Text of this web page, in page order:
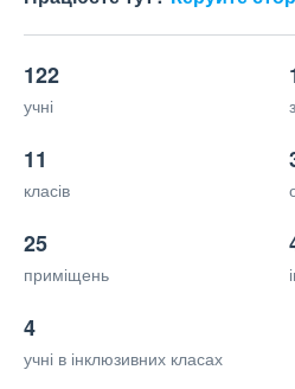
122
учні
11
класів
25
приміщень
4
учні в інклюзивних класах